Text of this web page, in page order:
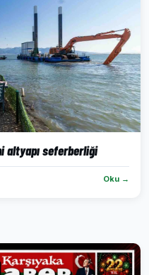
altyapı seferberliği
Oku →